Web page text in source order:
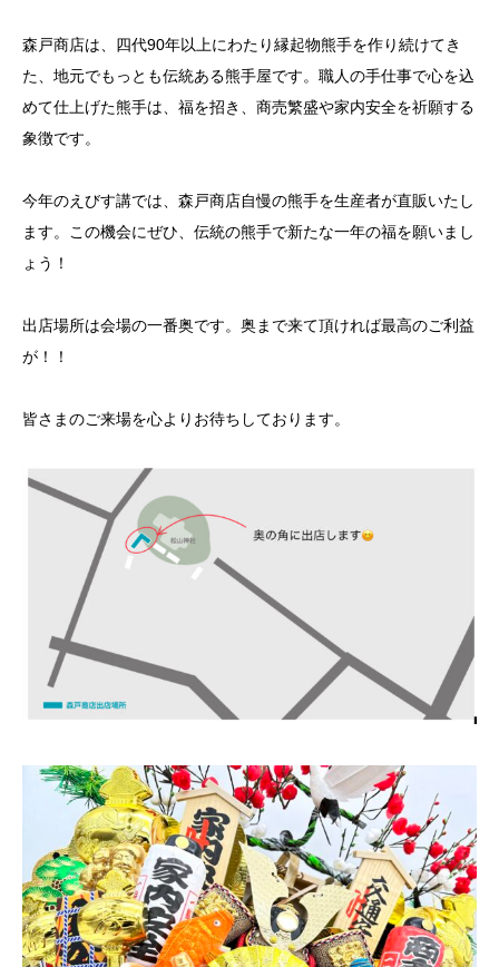
森戸商店は、四代90年以上にわたり縁起物熊手を作り続けてき
た、地元でもっとも伝統ある熊手屋です。職人の手仕事で心を込
めて仕上げた熊手は、福を招き、商売繁盛や家内安全を祈願する
象徴です。
今年のえびす講では、森戸商店自慢の熊手を生産者が直販いたし
ます。この機会にぜひ、伝統の熊手で新たな一年の福を願いまし
ょう！
出店場所は会場の一番奥です。奥まで来て頂ければ最高のご利益
が！！
皆さまのご来場を心よりお待ちしております。